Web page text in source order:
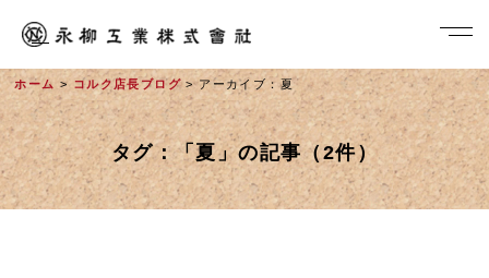
ホーム > コルク店長ブログ> アーカイブ：夏
タグ：「夏」の記事（2件）